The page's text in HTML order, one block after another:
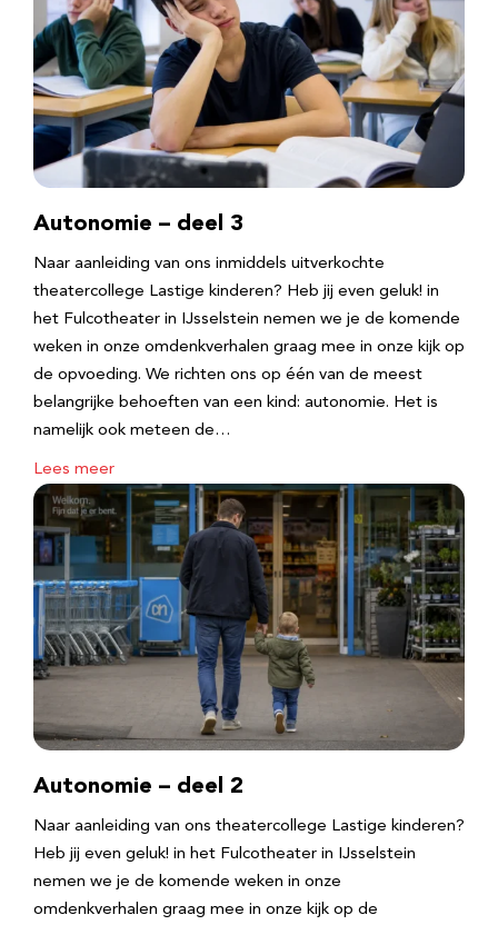
Autonomie – deel 3
Naar aanleiding van ons inmiddels uitverkochte
theatercollege Lastige kinderen? Heb jij even geluk! in
het Fulcotheater in IJsselstein nemen we je de komende
weken in onze omdenkverhalen graag mee in onze kijk op
de opvoeding. We richten ons op één van de meest
belangrijke behoeften van een kind: autonomie. Het is
namelijk ook meteen de…
Lees meer
Autonomie – deel 2
Naar aanleiding van ons theatercollege Lastige kinderen?
Heb jij even geluk! in het Fulcotheater in IJsselstein
nemen we je de komende weken in onze
omdenkverhalen graag mee in onze kijk op de